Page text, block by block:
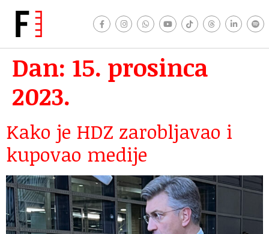
Dan: 15. prosinca
2023.
Kako je HDZ zarobljavao i
kupovao medije